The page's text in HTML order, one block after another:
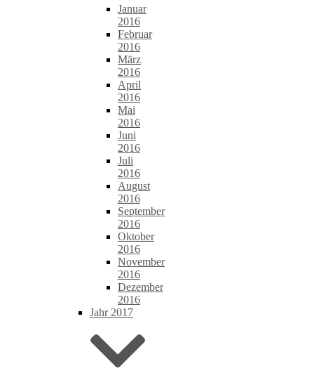
Januar
2016
Februar
2016
März
2016
April
2016
Mai
2016
Juni
2016
Juli
2016
August
2016
September
2016
Oktober
2016
November
2016
Dezember
2016
Jahr 2017